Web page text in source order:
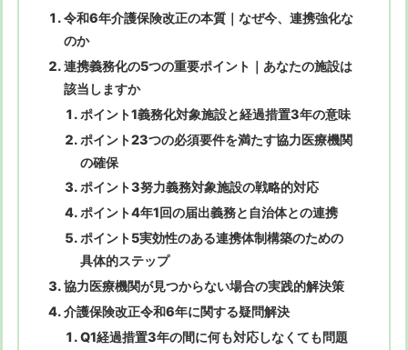
令和6年介護保険改正の本質｜なぜ今、連携強化な
のか
連携義務化の5つの重要ポイント｜あなたの施設は
該当しますか
ポイント1義務化対象施設と経過措置3年の意味
ポイント23つの必須要件を満たす協力医療機関
の確保
ポイント3努力義務対象施設の戦略的対応
ポイント4年1回の届出義務と自治体との連携
ポイント5実効性のある連携体制構築のための
具体的ステップ
協力医療機関が見つからない場合の実践的解決策
介護保険改正令和6年に関する疑問解決
Q1経過措置3年の間に何も対応しなくても問題